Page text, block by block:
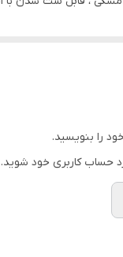
را بنویسید.
حساب کاربری خود شوید.